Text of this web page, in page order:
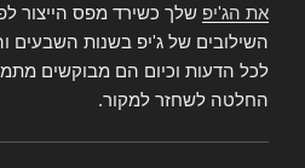
את הג'יפ שלך כשירד מפס הייצור
השילובים של ג'יפ בשנות השבעים
לכל הדעות וכיום הם מבוקשים
החלטה לשחזר למקור.